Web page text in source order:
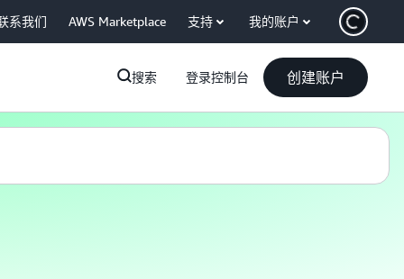
系我们 AWS Marketplace 支持 我的账户
搜索 登录控制台 创建账户